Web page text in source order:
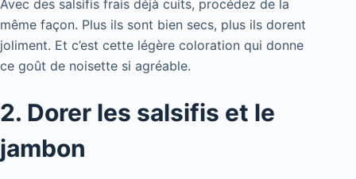
Avec des salsifis frais déjà cuits, procédez de la
même façon. Plus ils sont bien secs, plus ils dorent
joliment. Et c’est cette légère coloration qui donne
ce goût de noisette si agréable.
2. Dorer les salsifis et le
jambon